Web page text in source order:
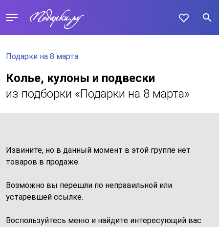
Подарки на 8 марта
Колье, кулоны и подвески
из подборки «Подарки на 8 марта»
Извините, но в данный момент в этой группе нет
товаров в продаже.
Возможно вы перешли по неправильной или
устаревшей ссылке.
Воспользуйтесь меню и найдите интересующий вас